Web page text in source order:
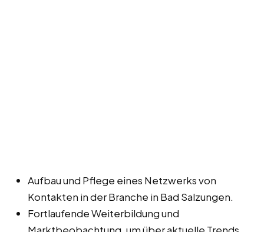
Aufbau und Pflege eines Netzwerks von
Kontakten in der Branche in Bad Salzungen.
Fortlaufende Weiterbildung und